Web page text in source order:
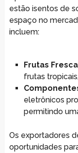
estão isentos de
espaço no
incluem:
Frutas
frutas
eletrônicos
permitindo
Os exportadores
oportunidades